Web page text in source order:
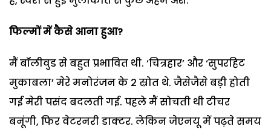
फिल्मों में कैसे आना हुआ?
मैं बॉलीवुड से बहुत प्रभावित थी. ‘चित्रहार’ और ‘सुपरहिट
मुकाबला’ मेरे मनोरंजन के 2 स्रोत थे. जैसेजैसे बड़ी होती
गई मेरी पसंद बदलती गई. पहले मैं सोचती थी टीचर
बनूंगी, फिर वेटरनरी डाक्टर. लेकिन जेएनयू में पढ़ते समय